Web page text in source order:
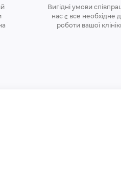
Вигідні умови
нас є все необхідне
роботи вашої